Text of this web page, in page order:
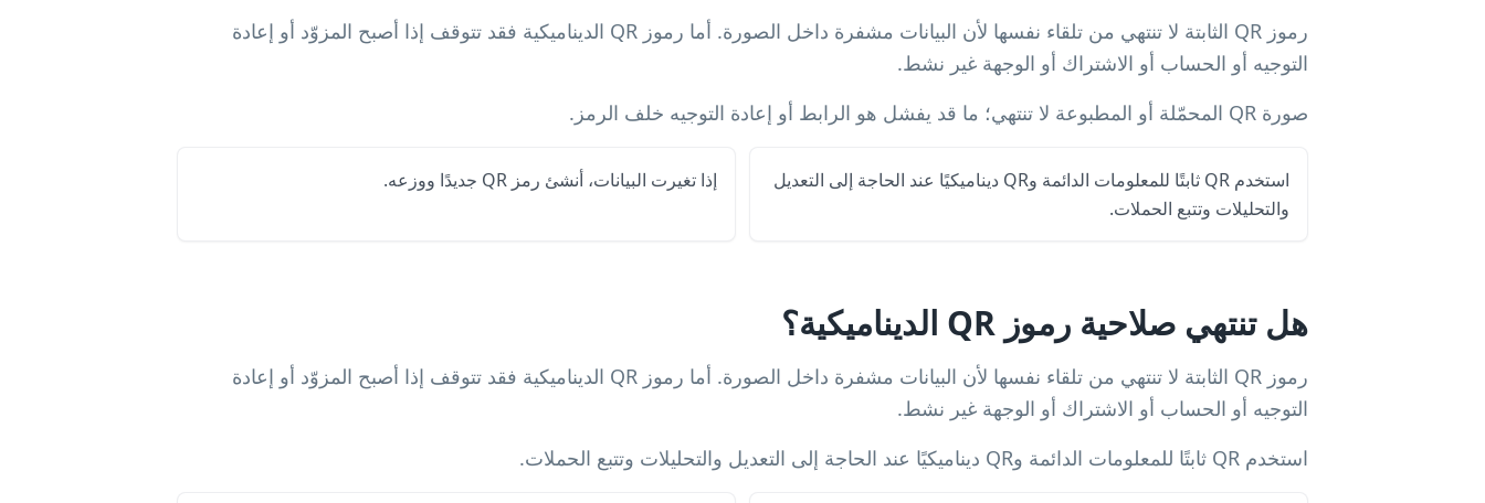
رموز QR الثابتة لا تنتهي من تلقاء نفسها لأن البيانات مشفرة داخل الصورة. أما رموز QR الديناميكية فقد تتوقف إذا أصبح المزوّد أو إعادة
التوجيه أو الحساب أو الاشتراك أو الوجهة غير نشط.
صورة QR المحمّلة أو المطبوعة لا تنتهي؛ ما قد يفشل هو الرابط أو إعادة التوجيه خلف الرمز.
استخدم QR ثابتًا للمعلومات الدائمة وQR ديناميكيًا عند الحاجة إلى التعديل
والتحليلات وتتبع الحملات.
إذا تغيرت البيانات، أنشئ رمز QR جديدًا ووزعه.
هل تنتهي صلاحية رموز QR الديناميكية؟
رموز QR الثابتة لا تنتهي من تلقاء نفسها لأن البيانات مشفرة داخل الصورة. أما رموز QR الديناميكية فقد تتوقف إذا أصبح المزوّد أو إعادة
التوجيه أو الحساب أو الاشتراك أو الوجهة غير نشط.
استخدم QR ثابتًا للمعلومات الدائمة وQR ديناميكيًا عند الحاجة إلى التعديل والتحليلات وتتبع الحملات.